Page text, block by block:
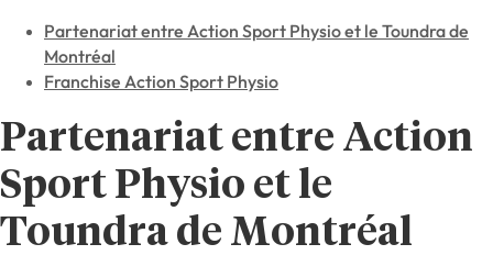
Partenariat entre Action Sport Physio et le Toundra de
Montréal
Franchise Action Sport Physio
Partenariat entre Action
Sport Physio et le
Toundra de Montréal